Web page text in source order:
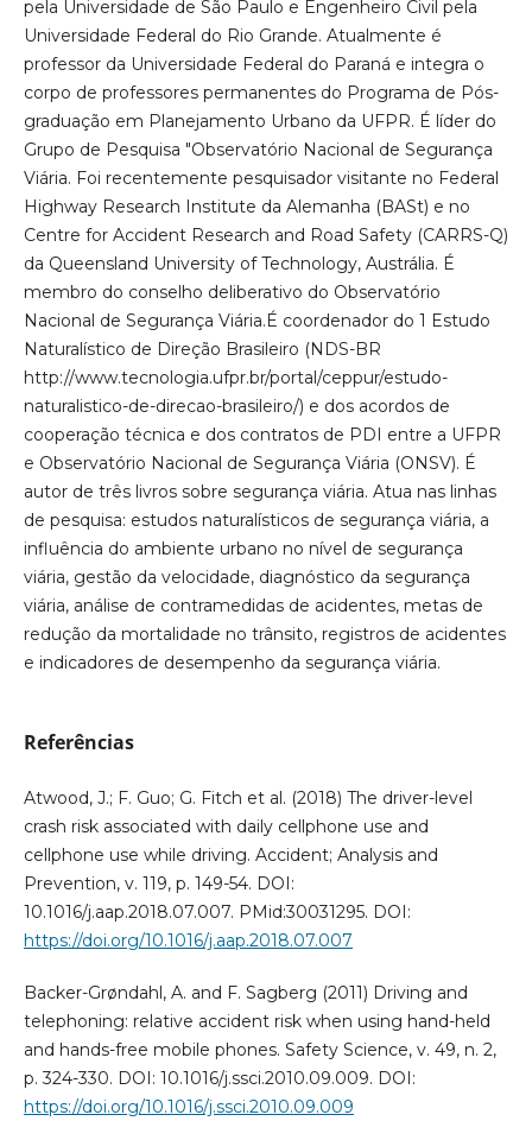
pela Universidade de São Paulo e Engenheiro Civil pela
Universidade Federal do Rio Grande. Atualmente é
professor da Universidade Federal do Paraná e integra o
corpo de professores permanentes do Programa de Pós-
graduação em Planejamento Urbano da UFPR. É líder do
Grupo de Pesquisa "Observatório Nacional de Segurança
Viária. Foi recentemente pesquisador visitante no Federal
Highway Research Institute da Alemanha (BASt) e no
Centre for Accident Research and Road Safety (CARRS-Q)
da Queensland University of Technology, Austrália. É
membro do conselho deliberativo do Observatório
Nacional de Segurança Viária.É coordenador do 1 Estudo
Naturalístico de Direção Brasileiro (NDS-BR
http://www.tecnologia.ufpr.br/portal/ceppur/estudo-
naturalistico-de-direcao-brasileiro/) e dos acordos de
cooperação técnica e dos contratos de PDI entre a UFPR
e Observatório Nacional de Segurança Viária (ONSV). É
autor de três livros sobre segurança viária. Atua nas linhas
de pesquisa: estudos naturalísticos de segurança viária, a
influência do ambiente urbano no nível de segurança
viária, gestão da velocidade, diagnóstico da segurança
viária, análise de contramedidas de acidentes, metas de
redução da mortalidade no trânsito, registros de acidentes
e indicadores de desempenho da segurança viária.
Referências
Atwood, J.; F. Guo; G. Fitch et al. (2018) The driver-level
crash risk associated with daily cellphone use and
cellphone use while driving. Accident; Analysis and
Prevention, v. 119, p. 149-54. DOI:
10.1016/j.aap.2018.07.007. PMid:30031295. DOI:
https://doi.org/10.1016/j.aap.2018.07.007
Backer-Grøndahl, A. and F. Sagberg (2011) Driving and
telephoning: relative accident risk when using hand-held
and hands-free mobile phones. Safety Science, v. 49, n. 2,
p. 324-330. DOI: 10.1016/j.ssci.2010.09.009. DOI:
https://doi.org/10.1016/j.ssci.2010.09.009